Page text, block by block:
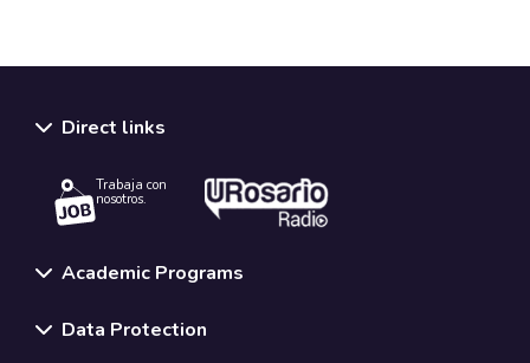
Direct links
Trabaja con
nosotros.
Academic Programs
Data Protection